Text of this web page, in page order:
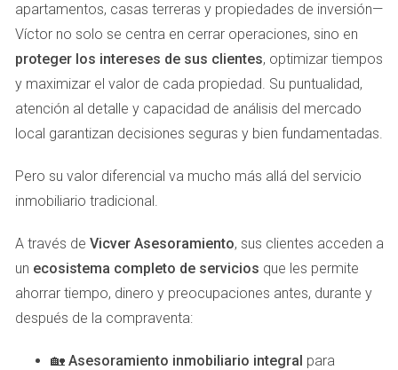
hay otros costes asociados a la compra de una vivienda
en Gran Canaria:
Gastos notariales: Honorarios del notario por la
escritura pública.
Gastos registrales: Coste por inscribir la propiedad en
el Registro de la Propiedad.
inmobiliario, deberás considerar su comisión.
Casos Prácticos Naturales
Para ilustrar mejor cómo funcionan estos impuestos,
vamos a analizar tres casos prácticos que reflejan
situaciones comunes al comprar una vivienda en Gran
Canaria.
1. Compra de una Vivienda Nueva
apartamentos, casas terreras y propiedades de inversión—
Víctor no solo se centra en cerrar operaciones, sino en
proteger los intereses de sus clientes, optimizar tiempos
y maximizar el valor de cada propiedad. Su puntualidad,
atención al detalle y capacidad de análisis del mercado
local garantizan decisiones seguras y bien fundamentadas.
Pero su valor diferencial va mucho más allá del servicio
inmobiliario tradicional.
A través de Vicver Asesoramiento, sus clientes acceden a
un ecosistema completo de servicios que les permite
ahorrar tiempo, dinero y preocupaciones antes, durante y
después de la compraventa:
🏡 Asesoramiento inmobiliario integral para